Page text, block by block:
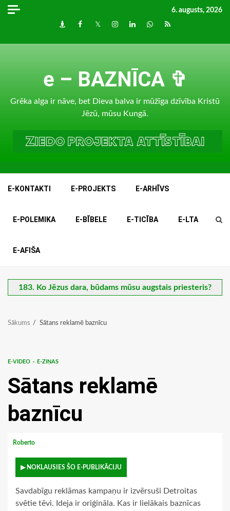
Skip
6. augusts, 2026
DraugiemFacebook
TwitterInstagram
LinkedInwhatsapp
RSS
e – BAZNĪCA ✞
Grēka alga ir nāve, bet Dieva balva ir mūžīga dzīvība Kristū
Jēzū, mūsu Kungā.
E-KONTAKTI E-PROJEKTS E-ARHĪVS
E-POLEMIKA E-BĪBELE E-TICĪBA E-LTA
E-AFIŠA
183. Ko Jēzus dara, būdams mūsu augstais priesteris?
Sākums Sātans reklamē baznīcu
E-VIDEO E-ZIŅAS
Sātans reklamē
baznīcu
Roberto
▶ NOKLAUSIES ŠO E-PUBLIKĀCIJU
Savdabīgu reklāmas kampaņu ir izvērsuši Detroitas
svētie tēvi. Ideja ir oriģināla. Kas ir lielākais baznīcas